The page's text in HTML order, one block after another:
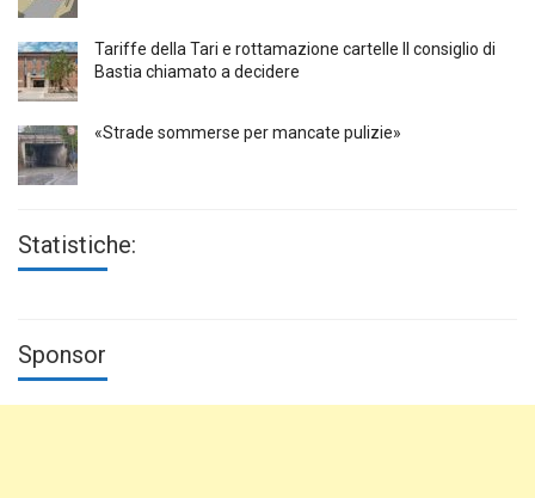
Tariffe della Tari e rottamazione cartelle Il consiglio di
Bastia chiamato a decidere
«Strade sommerse per mancate pulizie»
Statistiche:
Sponsor